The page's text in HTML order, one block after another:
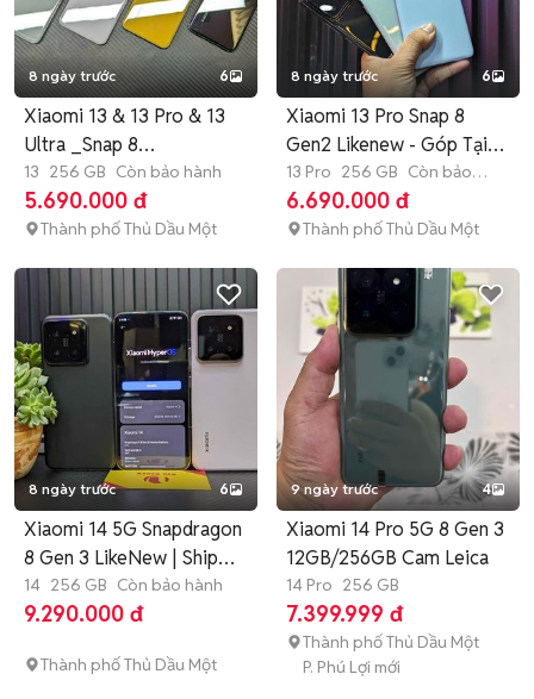
8 ngày trước 6
Xiaomi 13 & 13 Pro & 13
Ultra _Snap 8
Gen2_Zinkeng
13 256 GB Còn bảo hành
5.690.000 đ
Thành phố Thủ Dầu Một
8 ngày trước 6
Xiaomi 13 Pro Snap 8
Gen2 Likenew - Góp Tại
nhà
13 Pro 256 GB Còn bảo
hành
6.690.000 đ
Thành phố Thủ Dầu Một
8 ngày trước 6
Xiaomi 14 5G Snapdragon
8 Gen 3 LikeNew | Ship
COD
14 256 GB Còn bảo hành
9.290.000 đ
Thành phố Thủ Dầu Một
9 ngày trước 4
Xiaomi 14 Pro 5G 8 Gen 3
12GB/256GB Cam Leica
14 Pro 256 GB
7.399.999 đ
Thành phố Thủ Dầu Một
P. Phú Lợi mới